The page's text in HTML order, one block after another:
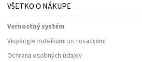
VŠETKO O NÁKUPE
Vernostný systém
Vispārīgie noteikumi un nosacījumi
Ochrana osobných údajov